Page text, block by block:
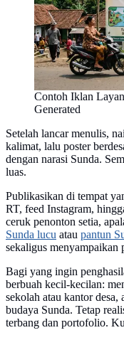
Contoh Iklan
Generated
Setelah lancar menulis,
kalimat, lalu poster
dengan narasi Sunda.
luas.
Publikasikan di tempat
RT, feed Instagram,
ceruk penonton setia,
Sunda lucu atau pantun
sekaligus menyampaikan
Bagi yang ingin
berbuah kecil-kecilan:
sekolah atau kantor desa,
budaya Sunda. Tetap
terbang dan portofolio.